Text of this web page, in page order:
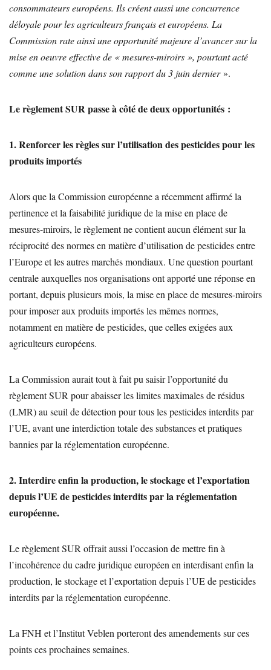
consommateurs européens. Ils créent aussi une concurrence
déloyale pour les agriculteurs français et européens. La
Commission rate ainsi une opportunité majeure d’avancer sur la
mise en oeuvre effective de « mesures-miroirs », pourtant acté
comme une solution dans son rapport du 3 juin dernier».
Le règlement SUR passe à côté de deux opportunités :
1. Renforcer les règles sur l’utilisation des pesticides pour les
produits importés
Alors que la Commission européenne a récemment affirmé la
pertinence et la faisabilité juridique de la mise en place de
mesures-miroirs, le règlement ne contient aucun élément sur la
réciprocité des normes en matière d’utilisation de pesticides entre
l’Europe et les autres marchés mondiaux. Une question pourtant
centrale auxquelles nos organisations ont apporté une réponse en
portant, depuis plusieurs mois, la mise en place de mesures-miroirs
pour imposer aux produits importés les mêmes normes,
notamment en matière de pesticides, que celles exigées aux
agriculteurs européens.
La Commission aurait tout à fait pu saisir l’opportunité du
règlement SUR pour abaisser les limites maximales de résidus
(LMR) au seuil de détection pour tous les pesticides interdits par
l’UE, avant une interdiction totale des substances et pratiques
bannies par la réglementation européenne.
2. Interdire enfin la production, le stockage et l’exportation
depuis l’UE de pesticides interdits par la réglementation
européenne.
Le règlement SUR offrait aussi l’occasion de mettre fin à
l’incohérence du cadre juridique européen en interdisant enfin la
production, le stockage et l’exportation depuis l’UE de pesticides
interdits par la réglementation européenne.
La FNH et l’Institut Veblen porteront des amendements sur ces
points ces prochaines semaines.